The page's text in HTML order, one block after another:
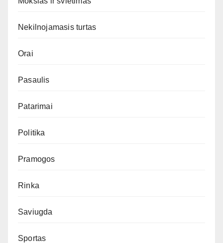
Nekilnojamasis turtas
Orai
Pasaulis
Patarimai
Politika
Pramogos
Rinka
Saviugda
Sportas